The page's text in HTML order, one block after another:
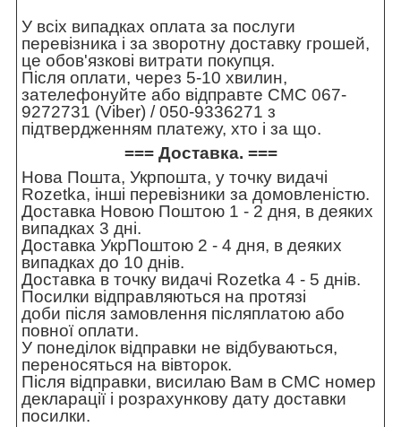
У всіх випадках оплата за послуги
перевізника і за зворотну доставку грошей,
це обов'язкові витрати покупця.
Після оплати, через 5-10 хвилин,
зателефонуйте або відправте СМС 067-
9272731 (Viber) / 050-9336271 з
підтвердженням платежу, хто і за що.
=== Доставка. ===
Нова Пошта, Укрпошта, у точку видачі
Rozetka, інші перевізники за домовленістю.
Доставка Новою Поштою 1 - 2 дня, в деяких
випадках 3 дні.
Доставка УкрПоштою 2 - 4 дня, в деяких
випадках до 10 днів.
Доставка в точку видачі Rozetka 4 - 5 днів.
Посилки відправляються на протязі
доби після замовлення післяплатою або
повної оплати.
У понеділок відправки не відбуваються,
переносяться на вівторок.
Після відправки, висилаю Вам в СМС номер
декларації і розрахункову дату доставки
посилки.